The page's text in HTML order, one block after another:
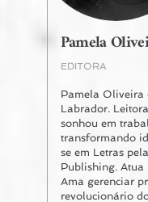
Pamela
EDITORA
Pamela Oliveira
Labrador.
sonhou em
transformando
se em Letras
Publishing.
Ama gerenciar
revolucionário